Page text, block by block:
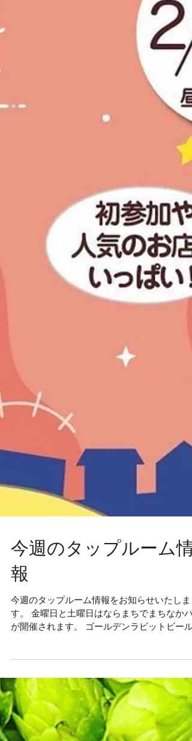
今週のタップルーム情
報
参加していますので、是非お越しください。 2
月24日 （金） 販売：10～17時 タップル
ム：19～21時 2月25日 （土） ...